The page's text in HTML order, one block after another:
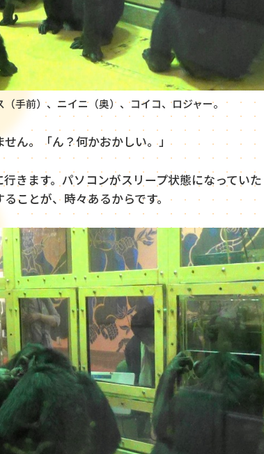
手前）、ニイニ（奥）、コイコ、ロジャー。
ん。「ん？何かおかしい。」
きます。パソコンがスリープ状態になっていた
ことが、時々あるからです。